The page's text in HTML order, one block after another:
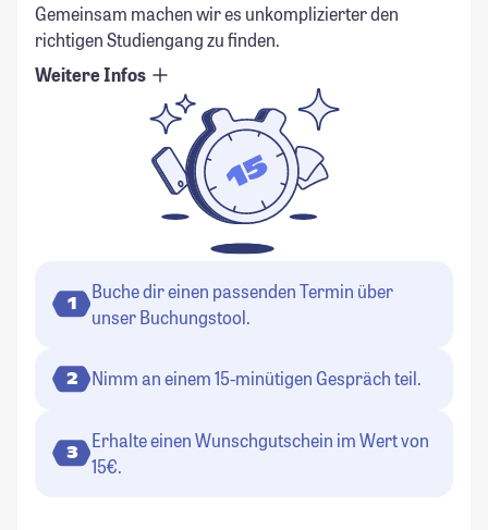
Gemeinsam machen wir es unkomplizierter den
richtigen Studiengang zu finden.
Weitere Infos
1
Buche dir einen passenden Termin über
unser Buchungstool.
2 Nimm an einem 15-minütigen Gespräch teil.
3
Erhalte einen Wunschgutschein im Wert von
15€.